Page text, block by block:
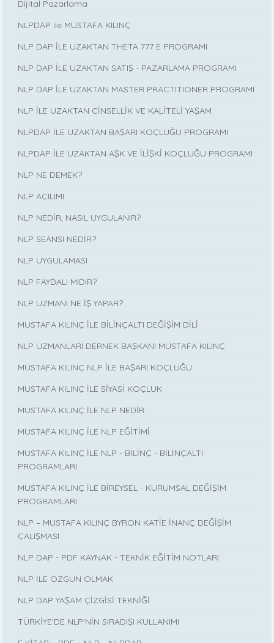
Dijital Pazarlama
NLPDAP ile MUSTAFA KILINÇ
NLP DAP İLE UZAKTAN THETA 777 E PROGRAMI
NLP DAP İLE UZAKTAN SATIŞ - PAZARLAMA PROGRAMI
NLP DAP İLE UZAKTAN MASTER PRACTITIONER PROGRAMI
NLP İLE UZAKTAN CİNSELLİK VE KALİTELİ YAŞAM
NLPDAP İLE UZAKTAN BAŞARI KOÇLUĞU PROGRAMI
NLPDAP İLE UZAKTAN AŞK VE İLİŞKİ KOÇLUĞU PROGRAMI
NLP NE DEMEK?
NLP AÇILIMI
NLP NEDİR, NASIL UYGULANIR?
NLP SEANSI NEDİR?
NLP UYGULAMASI
NLP FAYDALI MIDIR?
NLP UZMANI NE İŞ YAPAR?
MUSTAFA KILINÇ İLE BİLİNÇALTI DEĞİŞİM DİLİ
NLP UZMANLARI DERNEK BAŞKANI MUSTAFA KILINÇ
MUSTAFA KILINÇ NLP İLE BAŞARI KOÇLUĞU
MUSTAFA KILINÇ İLE SİYASİ KOÇLUK
MUSTAFA KILINÇ İLE NLP NEDİR
MUSTAFA KILINÇ İLE NLP EĞİTİMİ
MUSTAFA KILINÇ İLE NLP - BİLİNÇ - BİLİNÇALTI
PROGRAMLARI
MUSTAFA KILINÇ İLE BİREYSEL - KURUMSAL DEĞİŞİM
PROGRAMLARI
NLP – MUSTAFA KILINÇ BYRON KATİE İNANÇ DEĞİŞİM
ÇALIŞMASI
NLP DAP - PDF KAYNAK - TEKNİK EĞİTİM NOTLARI
NLP İLE ÖZGÜN OLMAK
NLP DAP YAŞAM ÇİZGİSİ TEKNİĞİ
TÜRKİYE'DE NLP'NİN SIRADIŞI KULLANIMI